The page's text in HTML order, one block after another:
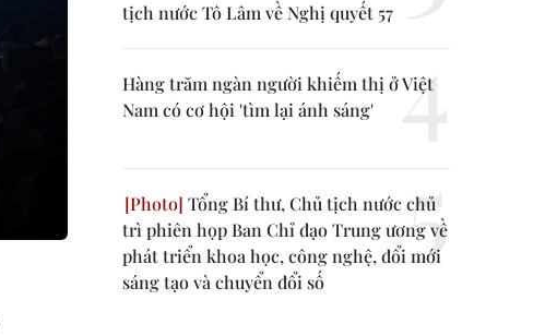
tịch nước Tô Lâm về Nghị quyết 57
Hàng trăm ngàn người khiếm thị ở Việt
Nam có cơ hội 'tìm lại ánh sáng'
Tổng Bí thư, Chủ tịch nước chủ
trì phiên họp Ban Chỉ đạo Trung ương về
phát triển khoa học, công nghệ, đổi mới
sáng tạo và chuyển đổi số